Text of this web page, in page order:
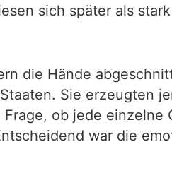
sich später als
die Hände
Sie erzeugten
ob jede einzelne
war die